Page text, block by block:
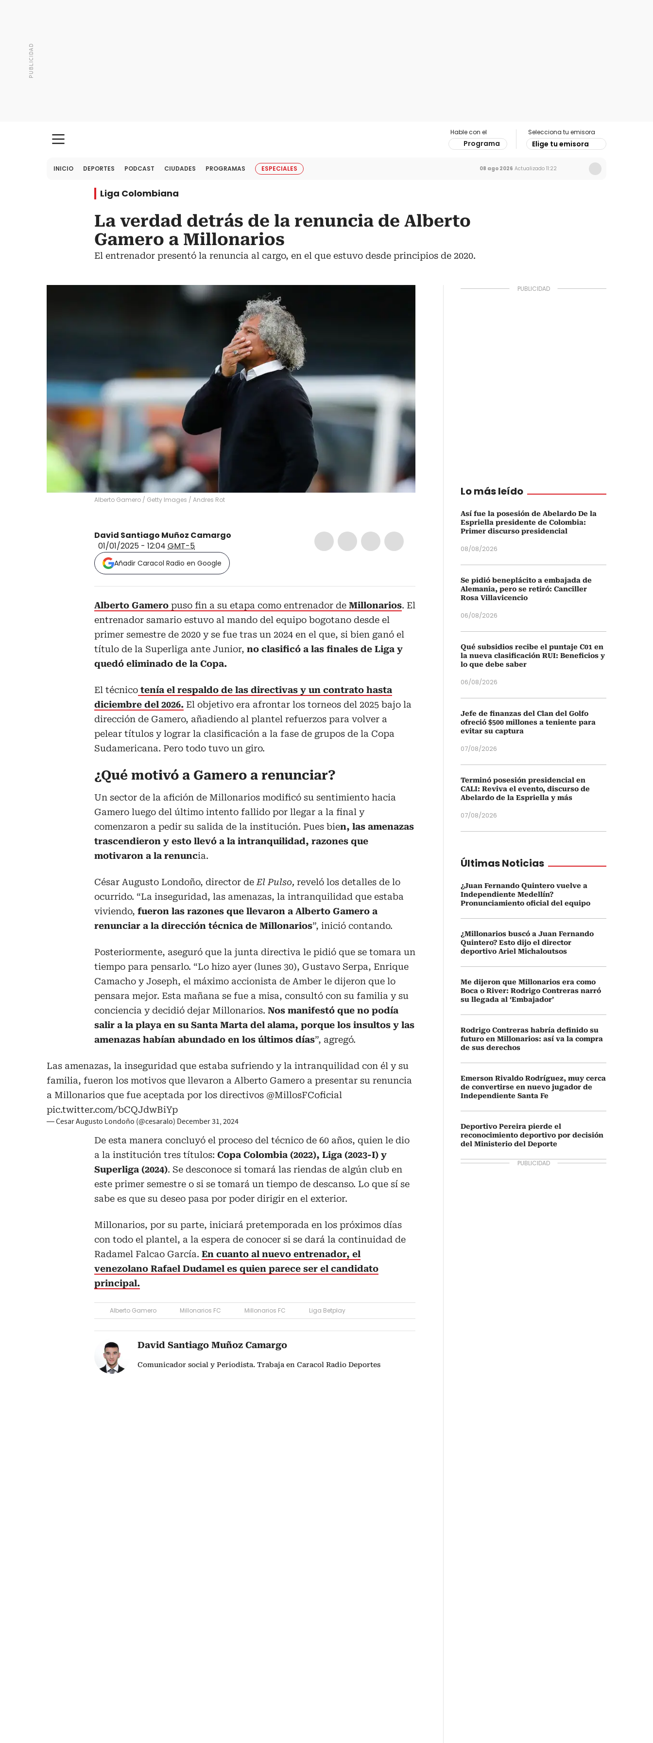
Hable con el
Programa
Selecciona tu emisora
Elige tu emisora
INICIO DEPORTES PODCAST CIUDADES PROGRAMAS ESPECIALES 08 ago 2026 Actualizado 11:22
Liga Colombiana
La verdad detrás de la renuncia de Alberto
Gamero a Millonarios
El entrenador presentó la renuncia al cargo, en el que estuvo desde principios de 2020.
Alberto Gamero / Getty Images / Andres Rot
David Santiago Muñoz Camargo
01/01/2025 - 12:04 GMT-5
Añadir Caracol Radio en Google
Alberto Gamero puso fin a su etapa como entrenador de Millonarios. El
entrenador samario estuvo al mando del equipo bogotano desde el
primer semestre de 2020 y se fue tras un 2024 en el que, si bien ganó el
título de la Superliga ante Junior, no clasificó a las finales de Liga y
quedó eliminado de la Copa.
El técnico tenía el respaldo de las directivas y un contrato hasta
diciembre del 2026. El objetivo era afrontar los torneos del 2025 bajo la
dirección de Gamero, añadiendo al plantel refuerzos para volver a
pelear títulos y lograr la clasificación a la fase de grupos de la Copa
Sudamericana. Pero todo tuvo un giro.
¿Qué motivó a Gamero a renunciar?
Un sector de la afición de Millonarios modificó su sentimiento hacia
Gamero luego del último intento fallido por llegar a la final y
comenzaron a pedir su salida de la institución. Pues bien, las amenazas
trascendieron y esto llevó a la intranquilidad, razones que
motivaron a la renuncia.
César Augusto Londoño, director de El Pulso, reveló los detalles de lo
ocurrido. “La inseguridad, las amenazas, la intranquilidad que estaba
viviendo, fueron las razones que llevaron a Alberto Gamero a
renunciar a la dirección técnica de Millonarios”, inició contando.
Posteriormente, aseguró que la junta directiva le pidió que se tomara un
tiempo para pensarlo. “Lo hizo ayer (lunes 30), Gustavo Serpa, Enrique
Camacho y Joseph, el máximo accionista de Amber le dijeron que lo
pensara mejor. Esta mañana se fue a misa, consultó con su familia y su
conciencia y decidió dejar Millonarios. Nos manifestó que no podía
salir a la playa en su Santa Marta del alama, porque los insultos y las
amenazas habían abundado en los últimos días”, agregó.
Las amenazas, la inseguridad que estaba sufriendo y la intranquilidad con él y su
familia, fueron los motivos que llevaron a Alberto Gamero a presentar su renuncia
a Millonarios que fue aceptada por los directivos @MillosFCoficial
pic.twitter.com/bCQJdwBiYp
— Cesar Augusto Londoño (@cesaralo) December 31, 2024
De esta manera concluyó el proceso del técnico de 60 años, quien le dio
a la institución tres títulos: Copa Colombia (2022), Liga (2023-I) y
Superliga (2024). Se desconoce si tomará las riendas de algún club en
este primer semestre o si se tomará un tiempo de descanso. Lo que sí se
sabe es que su deseo pasa por poder dirigir en el exterior.
Millonarios, por su parte, iniciará pretemporada en los próximos días
con todo el plantel, a la espera de conocer si se dará la continuidad de
Radamel Falcao García. En cuanto al nuevo entrenador, el
venezolano Rafael Dudamel es quien parece ser el candidato
principal.
Alberto Gamero Millonarios FC Millonarios FC Liga Betplay
David Santiago Muñoz Camargo
Comunicador social y Periodista. Trabaja en Caracol Radio Deportes
Lo más leído
Así fue la posesión de Abelardo De la
Espriella presidente de Colombia:
Primer discurso presidencial
08/08/2026
Se pidió beneplácito a embajada de
Alemania, pero se retiró: Canciller
Rosa Villavicencio
06/08/2026
Qué subsidios recibe el puntaje C01 en
la nueva clasificación RUI: Beneficios y
lo que debe saber
06/08/2026
Jefe de finanzas del Clan del Golfo
ofreció $500 millones a teniente para
evitar su captura
07/08/2026
Terminó posesión presidencial en
CALI: Reviva el evento, discurso de
Abelardo de la Espriella y más
07/08/2026
Últimas Noticias
¿Juan Fernando Quintero vuelve a
Independiente Medellín?
Pronunciamiento oficial del equipo
¿Millonarios buscó a Juan Fernando
Quintero? Esto dijo el director
deportivo Ariel Michaloutsos
Me dijeron que Millonarios era como
Boca o River: Rodrigo Contreras narró
su llegada al ‘Embajador’
Rodrigo Contreras habría definido su
futuro en Millonarios: así va la compra
de sus derechos
Emerson Rivaldo Rodríguez, muy cerca
de convertirse en nuevo jugador de
Independiente Santa Fe
Deportivo Pereira pierde el
reconocimiento deportivo por decisión
del Ministerio del Deporte